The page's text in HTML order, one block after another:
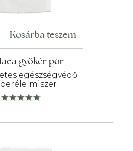
gyökér por
egészségvédő
Kosárba teszem